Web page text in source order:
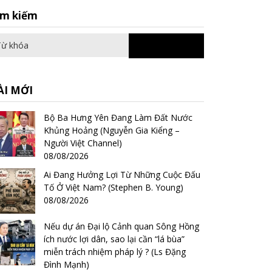
kiếm
for:
MỚI
Bộ Ba Hưng Yên Đang Làm Đất Nước
Khủng Hoảng (Nguyễn Gia Kiểng –
Người Việt Channel)
08/08/2026
Ai Đang Hưởng Lợi Từ Những Cuộc Đấu
Tố Ở Việt Nam? (Stephen B. Young)
08/08/2026
Nếu dự án Đại lộ Cảnh quan Sông Hồng
ích nước lợi dân, sao lại cần “lá bùa”
miễn trách nhiệm pháp lý ? (Ls Đặng
Đình Mạnh)